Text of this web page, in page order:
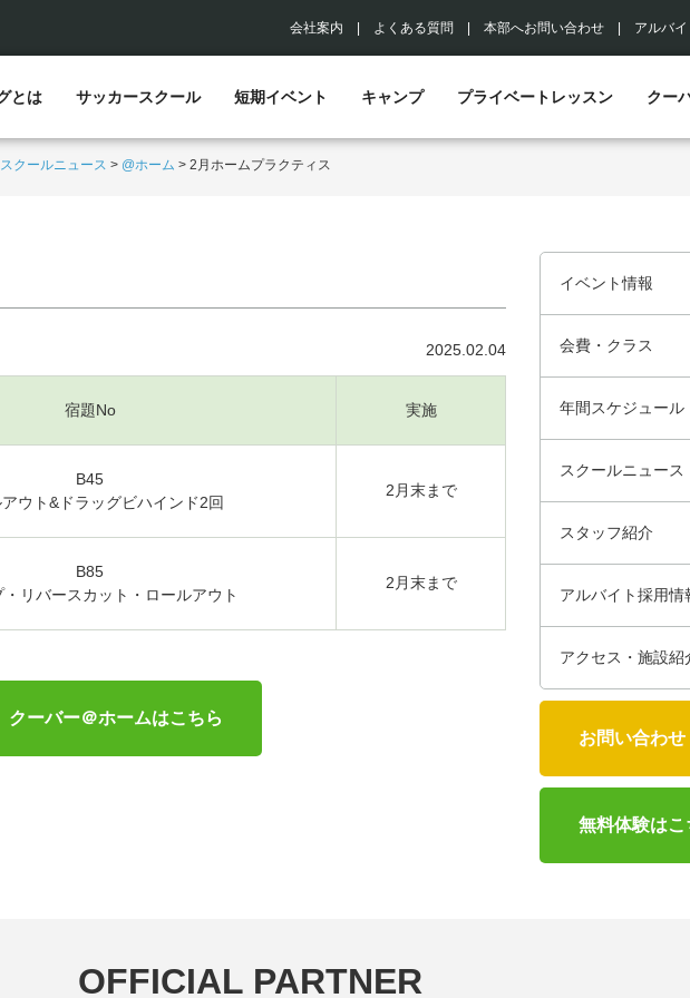
会社案内 よくある質問 本部へお問い合わせ アルバイ
とは サッカースクール 短期イベント キャンプ プライベートレッスン クー
スクールニュース > @ホーム > 2月ホームプラクティス
2025.02.04
宿題No 実施
B45
アウト&ドラッグビハインド2回
2月末まで
B85
・リバースカット・ロールアウト
2月末まで
クーバー＠ホームはこちら
イベント情報
会費・クラス
年間スケジュール
スクールニュース
スタッフ紹介
アルバイト採用情
アクセス・施設紹
お問い合わせ
無料体験はこ
OFFICIAL PARTNER